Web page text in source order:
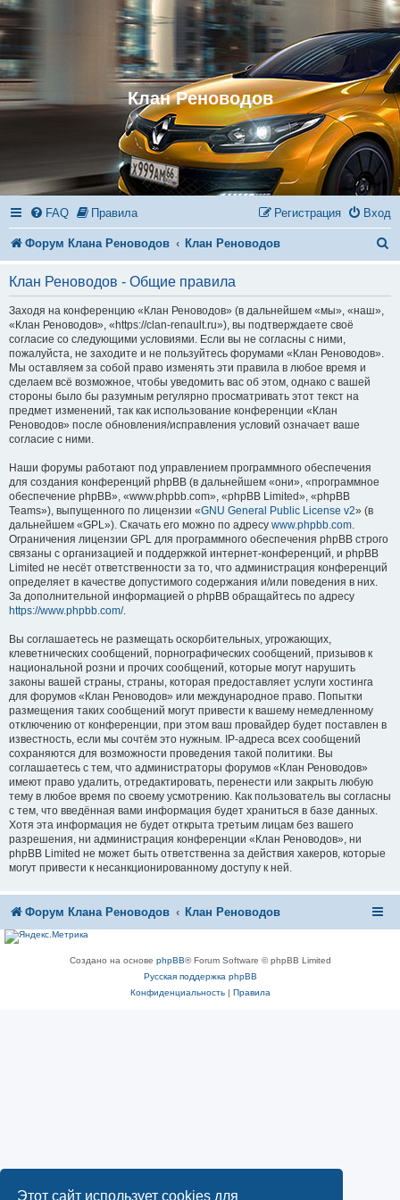
Этот сайт использует cookies для
Клан Реноводов
FAQ Правила Вход
Регистрация
Форум Клана Реноводов Клан Реноводов
и
Клан Реноводов - Общие правила
Заходя на конференцию «Клан Реноводов» (в дальнейшем «мы», «наш»,
«Клан Реноводов», «https://clan-renault.ru»), вы подтверждаете своё
согласие со следующими условиями. Если вы не согласны с ними,
пожалуйста, не заходите и не пользуйтесь форумами «Клан Реноводов».
Мы оставляем за собой право изменять эти правила в любое время и
сделаем всё возможное, чтобы уведомить вас об этом, однако с вашей
стороны было бы разумным регулярно просматривать этот текст на
предмет изменений, так как использование конференции «Клан
Реноводов» после обновления/исправления условий означает ваше
согласие с ними.
Наши форумы работают под управлением программного обеспечения
для создания конференций phpBB (в дальнейшем «они», «программное
обеспечение phpBB», «www.phpbb.com», «phpBB Limited», «phpBB
Teams»), выпущенного по лицензии «GNU General Public License v2» (в
дальнейшем «GPL»). Скачать его можно по адресу www.phpbb.com.
Ограничения лицензии GPL для программного обеспечения phpBB строго
связаны с организацией и поддержкой интернет-конференций, и phpBB
Limited не несёт ответственности за то, что администрация конференций
определяет в качестве допустимого содержания и/или поведения в них.
За дополнительной информацией о phpBB обращайтесь по адресу
https://www.phpbb.com/.
Вы соглашаетесь не размещать оскорбительных, угрожающих,
клеветнических сообщений, порнографических сообщений, призывов к
национальной розни и прочих сообщений, которые могут нарушить
законы вашей страны, страны, которая предоставляет услуги хостинга
для форумов «Клан Реноводов» или международное право. Попытки
размещения таких сообщений могут привести к вашему немедленному
отключению от конференции, при этом ваш провайдер будет поставлен в
известность, если мы сочтём это нужным. IP-адреса всех сообщений
сохраняются для возможности проведения такой политики. Вы
соглашаетесь с тем, что администраторы форумов «Клан Реноводов»
имеют право удалить, отредактировать, перенести или закрыть любую
тему в любое время по своему усмотрению. Как пользователь вы согласны
с тем, что введённая вами информация будет храниться в базе данных.
Хотя эта информация не будет открыта третьим лицам без вашего
разрешения, ни администрация конференции «Клан Реноводов», ни
phpBB Limited не может быть ответственна за действия хакеров, которые
могут привести к несанкционированному доступу к ней.
Форум Клана Реноводов Клан Реноводов
Создано на основе phpBB® Forum Software © phpBB Limited
Русская поддержка phpBB
Конфиденциальность| Правила